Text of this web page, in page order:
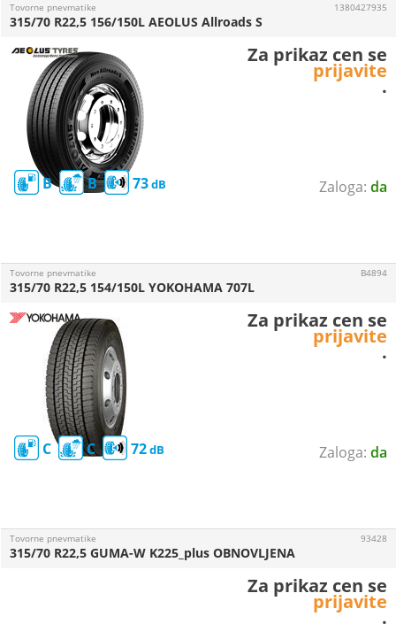
da
Tovorne pnevmatike
B B 73
315/70 R22,5 156/150L AEOLUS Allroads S
1380427935
Za prikaz cen se
prijavite
.
da
Tovorne pnevmatike
C C 72
315/70 R22,5 154/150L YOKOHAMA 707L
B4894
Za prikaz cen se
prijavite
.
Tovorne pnevmatike
315/70 R22,5 GUMA-W K225_plus OBNOVLJENA
93428
Za prikaz cen se
prijavite
.